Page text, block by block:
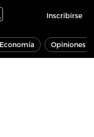
Inscribirse
Economía Opiniones